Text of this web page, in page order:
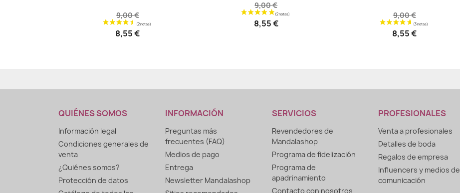
9,00 €
8,55 €
9,00 €
8,55 €
9,00 €
8,55 €
QUIÉNES SOMOS
Información legal
Condiciones generales de
venta
¿Quiénes somos?
Protección de datos
INFORMACIÓN
Preguntas más
frecuentes (FAQ)
Medios de pago
Entrega
Newsletter Mandalashop
SERVICIOS
Revendedores de
Mandalashop
Programa de fidelización
Programa de
apadrinamiento
Contacto con nosotros
PROFESIONALES
Venta a profesionales
Detalles de boda
Regalos de empresa
Influencers y medios de
comunicación